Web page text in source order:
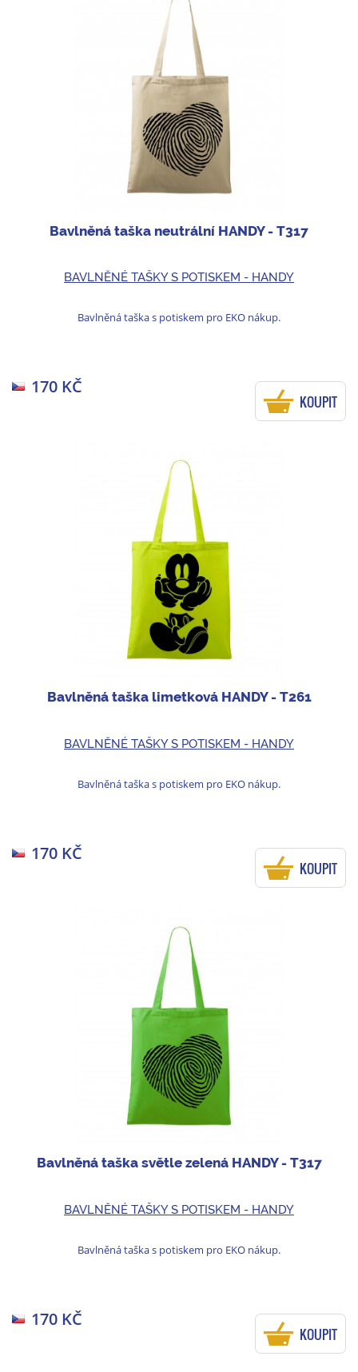
Bavlněná taška neutrální HANDY - T317
BAVLNĚNÉ TAŠKY S POTISKEM - HANDY
Bavlněná taška s potiskem pro EKO nákup.
170 KČ
KOUPIT
Bavlněná taška limetková HANDY - T261
BAVLNĚNÉ TAŠKY S POTISKEM - HANDY
Bavlněná taška s potiskem pro EKO nákup.
170 KČ
KOUPIT
Bavlněná taška světle zelená HANDY - T317
BAVLNĚNÉ TAŠKY S POTISKEM - HANDY
Bavlněná taška s potiskem pro EKO nákup.
170 KČ
KOUPIT